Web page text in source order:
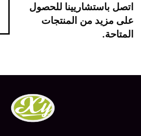
اتصل باستشاريينا للحصول
على مزيد من المنتجات
المتاحة.